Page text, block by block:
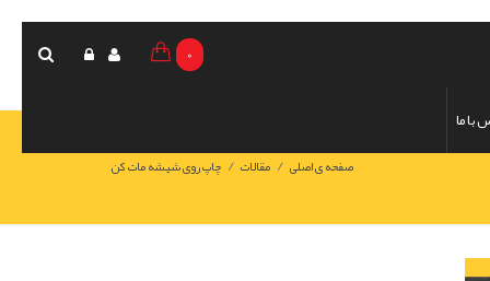
با ما
0
صفحه ی اصلی / مقالات / چاپ روی شیشه مات کن